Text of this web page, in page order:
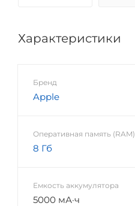
Характеристики
Бренд
Apple
Оперативная память (RAM)
8 Гб
Емкость аккумулятора
5000 мА·ч